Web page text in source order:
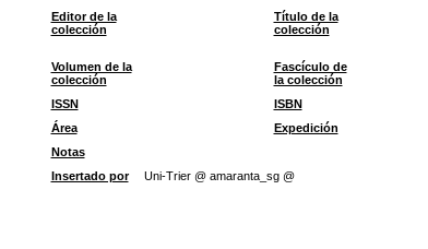
Editor de la
colección
Título de la
colección
Volumen de la
colección
Fascículo de
la colección
ISSN ISBN
Área
Expedición
Notas
Insertado por
Uni-Trier @ amaranta_sg @